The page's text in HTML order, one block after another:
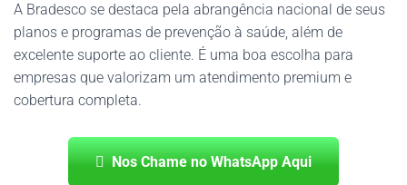
A Bradesco se destaca pela abrangência nacional de seus
planos e programas de prevenção à saúde, além de
excelente suporte ao cliente. É uma boa escolha para
empresas que valorizam um atendimento premium e
cobertura completa.
Nos Chame no WhatsApp Aqui